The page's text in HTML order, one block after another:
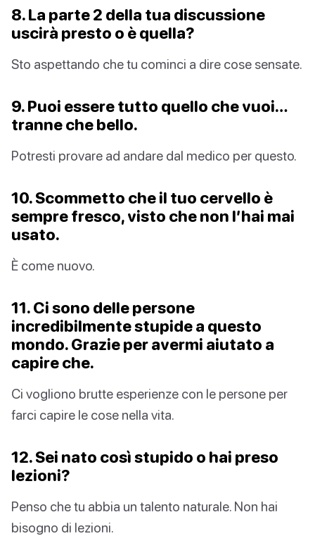
8. La parte 2 della tua discussione
uscirà presto o è quella?
Sto aspettando che tu cominci a dire cose sensate.
9. Puoi essere tutto quello che vuoi…
tranne che bello.
Potresti provare ad andare dal medico per questo.
10. Scommetto che il tuo cervello è
sempre fresco, visto che non l’hai mai
usato.
È come nuovo.
11. Ci sono delle persone
incredibilmente stupide a questo
mondo. Grazie per avermi aiutato a
capire che.
Ci vogliono brutte esperienze con le persone per
farci capire le cose nella vita.
12. Sei nato così stupido o hai preso
lezioni?
Penso che tu abbia un talento naturale. Non hai
bisogno di lezioni.